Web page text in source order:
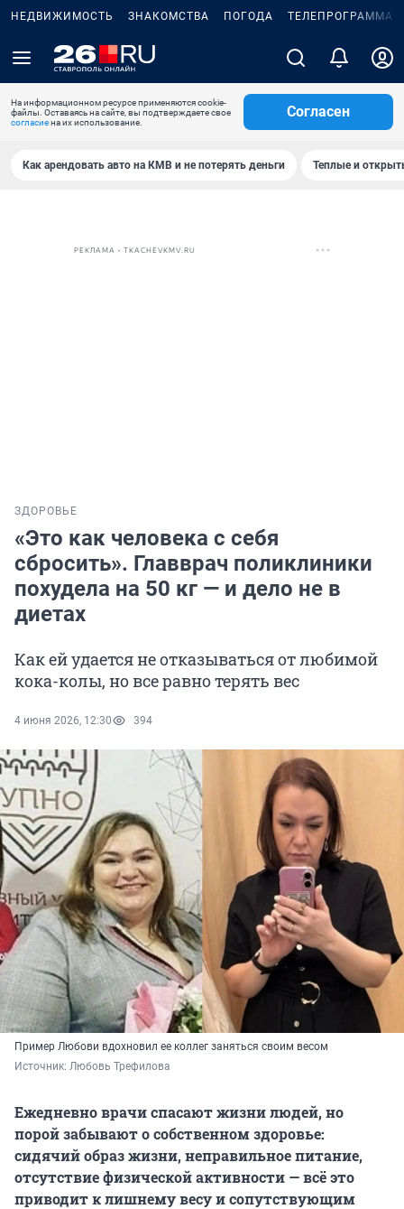
НЕДВИЖИМОСТЬ ЗНАКОМСТВА ПОГОДА ТЕЛЕПРОГРАММА
На информационном ресурсе применяются cookie-
файлы. Оставаясь на сайте, вы подтверждаете свое
согласиена их использование.
Согласен
Как арендовать авто на КМВ и не потерять деньги Теплые и
РЕКЛАМА • TKACHEVKMV.RU
ЗДОРОВЬЕ
«Это как человека с себя
сбросить». Главврач поликлиники
похудела на 50 кг — и дело не в
диетах
Как ей удается не отказываться от любимой
кока-колы, но все равно терять вес
4 июня 2026, 12:30 394
Пример Любови вдохновил ее коллег заняться своим весом
Источник: Любовь Трефилова
Ежедневно врачи спасают жизни людей, но
порой забывают о собственном здоровье:
сидячий образ жизни, неправильное питание,
отсутствие физической активности — всё это
приводит к лишнему весу и сопутствующим